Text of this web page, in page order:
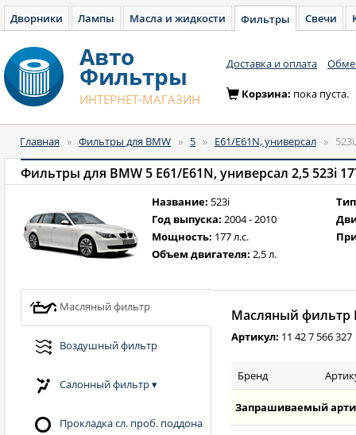
Дворники Лампы Масла и жидкости Фильтры Свечи
Авто
Фильтры
ИНТЕРНЕТ-МАГАЗИН
Доставка и оплата
Корзина: пока пуста.
Главная » Фильтры для BMW » 5 » E61/E61N, универсал »
Фильтры для BMW 5 E61/E61N, универсал 2,5 523i
Название: 523i
Год выпуска: 2004 - 2010
Мощность: 177 л.с.
Объем двигателя: 2,5 л.
Масляный фильтр
Воздушный фильтр
Салонный фильтр▾
Прокладка сл. проб. поддона
Масляный фильтр
Артикул: 11 42 7 566 327
Бренд
Запрашиваемый